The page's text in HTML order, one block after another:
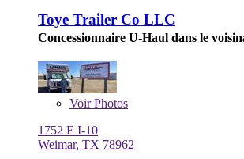
Toye Trailer Co LLC
Concessionnaire U-Haul dans le
VoirPhotos
1752 E I-10
Weimar, TX 78962